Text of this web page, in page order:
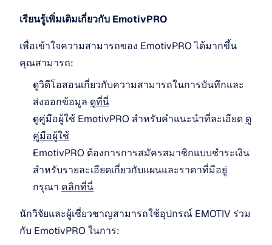
เรียนรู้เพิ่มเติมเกี่ยวกับ EmotivPRO
เพื่อเข้าใจความสามารถของ EmotivPRO ได้มากขึ้น
คุณสามารถ:
ดูวิดีโอสอนเกี่ยวกับความสามารถในการบันทึกและ
ส่งออกข้อมูล ดูที่นี่
ดูคู่มือผู้ใช้ EmotivPRO สำหรับคำแนะนำที่ละเอียด ดู
คู่มือผู้ใช้
EmotivPRO ต้องการการสมัครสมาชิกแบบชำระเงิน
สำหรับรายละเอียดเกี่ยวกับแผนและราคาที่มีอยู่
กรุณา คลิกที่นี่
นักวิจัยและผู้เชี่ยวชาญสามารถใช้อุปกรณ์ EMOTIV ร่วม
กับ EmotivPRO ในการ: